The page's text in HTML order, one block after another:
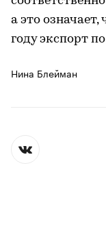
а это
году экспорт
Нина Блейман